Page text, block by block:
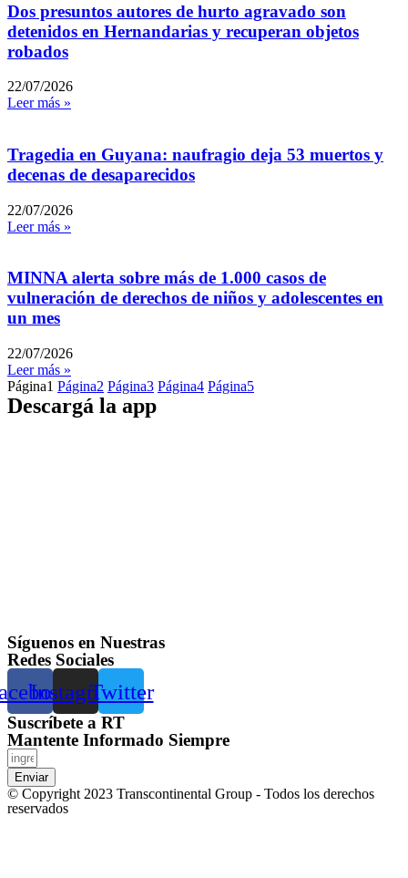
Dos presuntos autores de hurto agravado son
detenidos en Hernandarias y recuperan objetos
robados
22/07/2026
Leer más »
Tragedia en Guyana: naufragio deja 53 muertos y
decenas de desaparecidos
22/07/2026
Leer más »
MINNA alerta sobre más de 1.000 casos de
vulneración de derechos de niños y adolescentes en
un mes
22/07/2026
Leer más »
Página1 Página2 Página3 Página4 Página5
Descargá la app
Síguenos en Nuestras
Redes Sociales
InstagramTwitter
Suscríbete a RT
Mantente Informado Siempre
Enviar
© Copyright 2023 Transcontinental Group - Todos los derechos
reservados